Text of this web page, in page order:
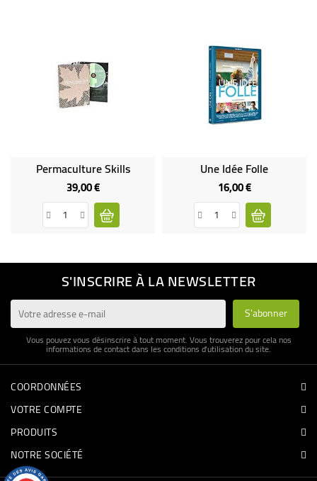
Permaculture Skills
39,00 €Prix
Une Idée Folle
16,00 €Prix
S'INSCRIRE À LA NEWSLETTER
Vous pouvez vous désinscrire à tout moment. Vous trouverez pour cela nos
informations de contact dans les conditions d'utilisation du site.
COORDONNÉES
VOTRE COMPTE
PRODUITS
NOTRE SOCIÉTÉ